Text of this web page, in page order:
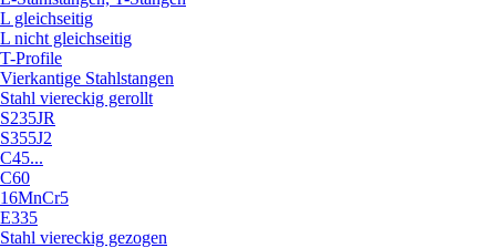
L gleichseitig
L nicht gleichseitig
T-Profile
Vierkantige Stahlstangen
Stahl viereckig gerollt
S235JR
S355J2
C45...
C60
16MnCr5
E335
Stahl viereckig gezogen